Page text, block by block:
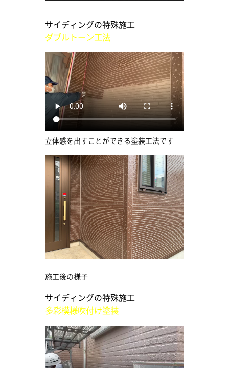
サイディングの特殊施工
ダブルトーン工法
立体感を出すことができる塗装工法です
施工後の様子
サイディングの特殊施工
多彩模様吹付け塗装